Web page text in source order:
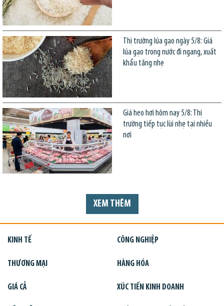
Thị trường lúa gạo ngày 5/8: Giá
lúa gạo trong nước đi ngang, xuất
khẩu tăng nhẹ
Giá heo hơi hôm nay 5/8: Thị
trường tiếp tục lùi nhẹ tại nhiều
nơi
XEM THÊM
KINH TẾ CÔNG NGHIỆP
THƯƠNG MẠI HÀNG HÓA
GIÁ CẢ XÚC TIẾN KINH DOANH